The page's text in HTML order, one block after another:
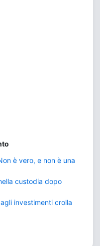
è vero, e non è una
custodia dopo
investimenti crolla